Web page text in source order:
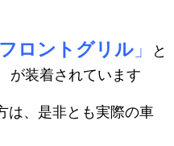
フロントグリル」 と
が装着されています
は、是非とも実際の車